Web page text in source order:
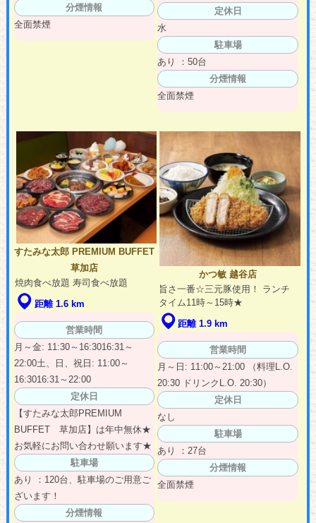
分煙情報
全面禁煙
定休日
水
駐車場
あり ：50台
分煙情報
全面禁煙
すたみな太郎 PREMIUM BUFFET
草加店
焼肉食べ放題 寿司食べ放題
距離 1.6 km
営業時間
月～金: 11:30～16:3016:31～
22:00土、日、祝日: 11:00～
16:3016:31～22:00
定休日
【すたみな太郎PREMIUM
BUFFET 草加店】は年中無休★
お気軽にお問い合わせ願います★
駐車場
あり ：120台、駐車場のご用意ご
ざいます！
分煙情報
かつ敏 越谷店
旨さ一番☆三元豚使用！ ランチ
タイム11時～15時★
距離 1.9 km
営業時間
月～日: 11:00～21:00 （料理L.O.
20:30 ドリンクL.O. 20:30）
定休日
なし
駐車場
あり ：27台
分煙情報
全面禁煙